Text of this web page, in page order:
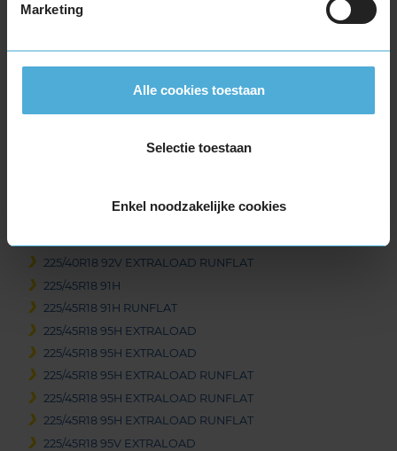
Marketing
Alle cookies toestaan
Selectie toestaan
Enkel noodzakelijke cookies
245/45R17 99V EXTRALOAD
205/40R18 86V EXTRALOAD RUNFLAT
225/40R18 92V EXTRALOAD RUNFLAT
225/45R18 91H
225/45R18 91H RUNFLAT
225/45R18 95H EXTRALOAD
225/45R18 95H EXTRALOAD
225/45R18 95H EXTRALOAD RUNFLAT
225/45R18 95H EXTRALOAD RUNFLAT
225/45R18 95H EXTRALOAD RUNFLAT
225/45R18 95V EXTRALOAD